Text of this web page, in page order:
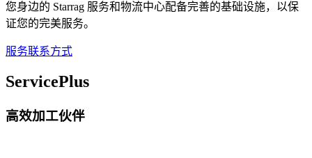
您身边的 Starrag 服务和物流中心配备完善的基础设施，以保
证您的完美服务。
服务联系方式
ServicePlus
高效加工伙伴